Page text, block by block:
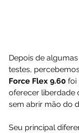
Depois de
testes,
Force Flex 9.60 foi
oferecer liberdade
sem abrir mão do
Seu principal